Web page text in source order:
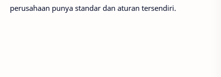
perusahaan punya standar dan aturan tersendiri.